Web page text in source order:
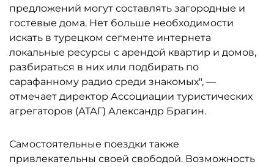
предложений могут составлять загородные и
гостевые дома. Нет больше необходимости
искать в турецком сегменте интернета
локальные ресурсы с арендой квартир и домов,
разбираться в них или подбирать по
сарафанному радио среди знакомых", —
отмечает директор Ассоциации туристических
агрегаторов (АТАГ) Александр Брагин.
Самостоятельные поездки также
привлекательны своей свободой. Возможность